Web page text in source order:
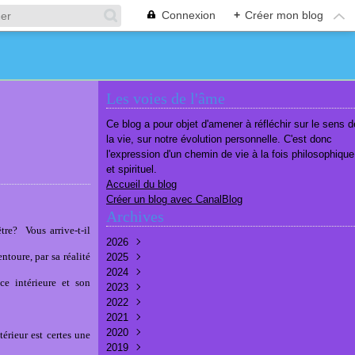
Connexion + Créer mon blog
Vous arrive-t-il
par sa réalité
intérieure et son
est certes une
Les voies de l'âme
Ce blog a pour objet d'amener à réfléchir sur le sens
la vie, sur notre évolution personnelle. C'est donc
l'expression d'un chemin de vie à la fois philosophique
et spirituel.
Accueil du blog
Créer un blog avec CanalBlog
Archives
2026
Août
Juillet
Juin
Mai(7)
Avril
Mars
Février
2025
Décembre
Novembre
Octobre
Septembre
Août
Juillet
2024
Décembre
Novembre
Octobre
Septembre
Août
2023
Décembre
Novembre
Octobre
Septembre
2022
Décembre
Septembre
Août
2021
Décembre
Novembre
2020
Décembre
2019